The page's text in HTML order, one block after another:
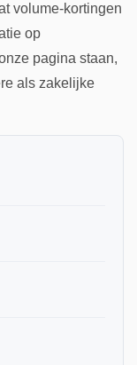
volume-kortingen
op
pagina staan,
als zakelijke